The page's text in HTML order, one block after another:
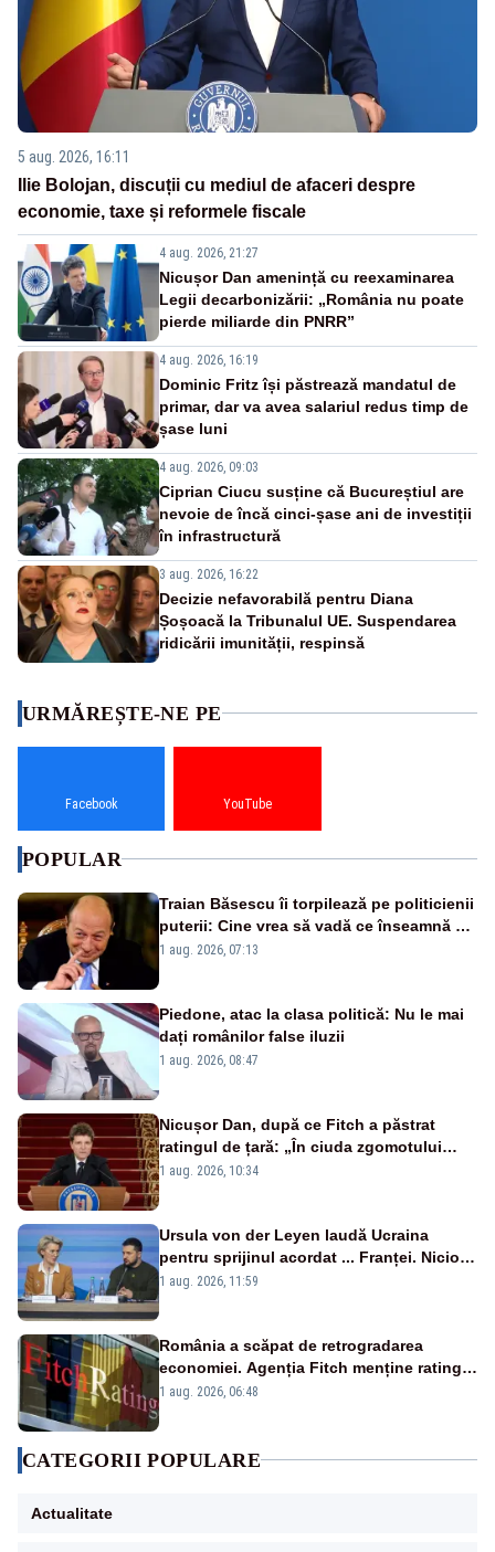
5 aug. 2026, 16:11
Ilie Bolojan, discuții cu mediul de afaceri despre
economie, taxe și reformele fiscale
4 aug. 2026, 21:27
Nicușor Dan amenință cu reexaminarea
Legii decarbonizării: „România nu poate
pierde miliarde din PNRR”
4 aug. 2026, 16:19
Dominic Fritz își păstrează mandatul de
primar, dar va avea salariul redus timp de
șase luni
4 aug. 2026, 09:03
Ciprian Ciucu susține că Bucureștiul are
nevoie de încă cinci-șase ani de investiții
în infrastructură
3 aug. 2026, 16:22
Decizie nefavorabilă pentru Diana
Șoșoacă la Tribunalul UE. Suspendarea
ridicării imunității, respinsă
URMĂREȘTE-NE PE
Facebook YouTube
POPULAR
Traian Băsescu îi torpilează pe politicienii
puterii: Cine vrea să vadă ce înseamnă să
fii prost, se uită la România
1 aug. 2026, 07:13
Piedone, atac la clasa politică: Nu le mai
dați românilor false iluzii
1 aug. 2026, 08:47
Nicușor Dan, după ce Fitch a păstrat
ratingul de țară: „În ciuda zgomotului
politic, România funcționează”
1 aug. 2026, 10:34
Ursula von der Leyen laudă Ucraina
pentru sprijinul acordat ... Franței. Nicio
reacție privind ajutorul energetic promis
1 aug. 2026, 11:59
România a scăpat de retrogradarea
economiei. Agenția Fitch menține ratingul
„BBB-” cu perspectivă negativă
1 aug. 2026, 06:48
CATEGORII POPULARE
Actualitate